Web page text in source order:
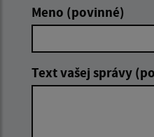
Meno (povinné)
Text vašej správy